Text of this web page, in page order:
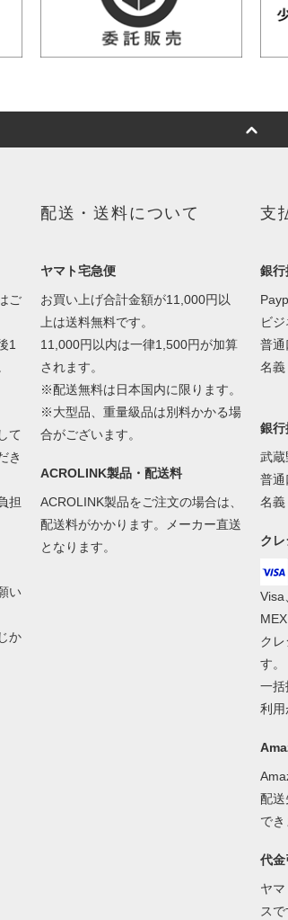
ご
1
て
き
担
い
か
配送・送料について
ヤマト宅急便
お買い上げ合計金額が11,000円以
上は送料無料です。
11,000円以内は一律1,500円が加算
されます。
※配送無料は日本国内に限ります。
※大型品、重量級品は別料かかる場
合がございます。
ACROLINK製品・配送料
ACROLINK製品をご注文の場合は、
配送料がかかります。メーカー直送
となります。
支
銀行
ビ
普
名義
銀行
武蔵
普
名義
ク
Visa
MEX
ク
す。
一括
利用
配送
でき
代金
ヤ
スで